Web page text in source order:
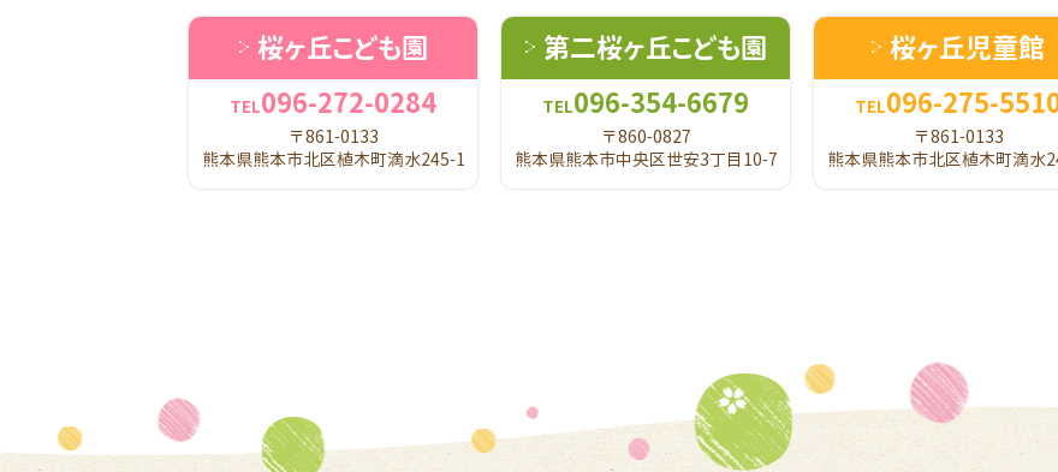
桜ヶ丘こども園
TEL096-272-0284
〒861-0133
熊本県熊本市北区植木町滴水245-1
第二桜ヶ丘こども園
TEL096-354-6679
〒860-0827
熊本県熊本市中央区世安3丁目10-7
桜ヶ丘児童館
TEL096-275-
〒861-0133
熊本県熊本市北区植木町滴水